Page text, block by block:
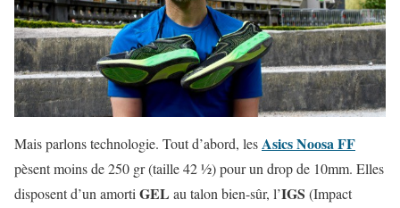
Mais parlons technologie. Tout d’abord, lesAsics Noosa FF
pèsent moins de 250 gr (taille 42 ½) pour un drop de 10mm. Elles
disposent d’un amorti GEL au talon bien-sûr, l’IGS (Impact